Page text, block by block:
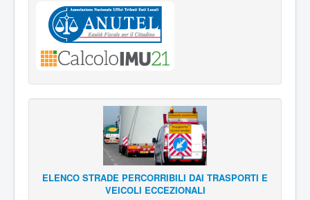
ELENCO STRADE PERCORRIBILI DAI TRASPORTI E
VEICOLI ECCEZIONALI